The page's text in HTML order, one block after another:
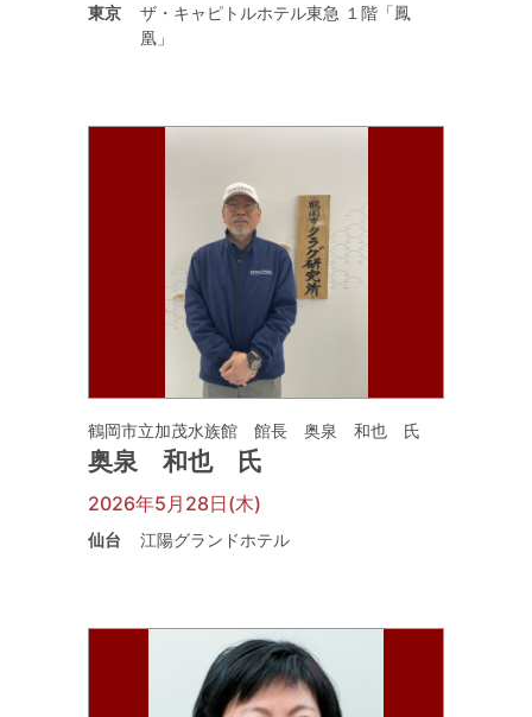
東京
ザ・キャピトルホテル東急 １階「鳳
凰」
鶴岡市立加茂水族館 館長 奥泉 和也 氏
奥泉 和也 氏
2026年5月28日(木)
仙台 江陽グランドホテル